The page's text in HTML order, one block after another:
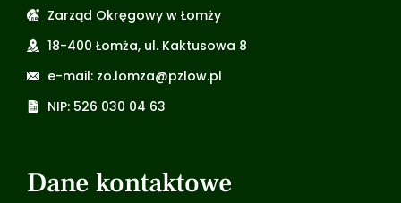
Zarząd Okręgowy w Łomży
18-400 Łomża, ul. Kaktusowa 8
e-mail: zo.lomza@pzlow.pl
NIP: 526 030 04 63
Dane kontaktowe